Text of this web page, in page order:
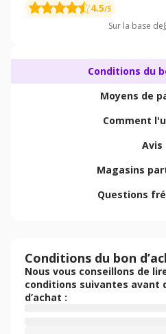
4.5/5
Sur la base de
Conditions du
Moyens de
Comment
Avis
Magasins
Questions
Conditions du bon
Nous vous conseillons de
conditions suivantes avant
d’achat :